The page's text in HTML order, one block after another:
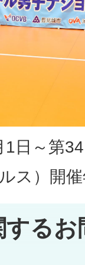
1日～第
ス）開
する